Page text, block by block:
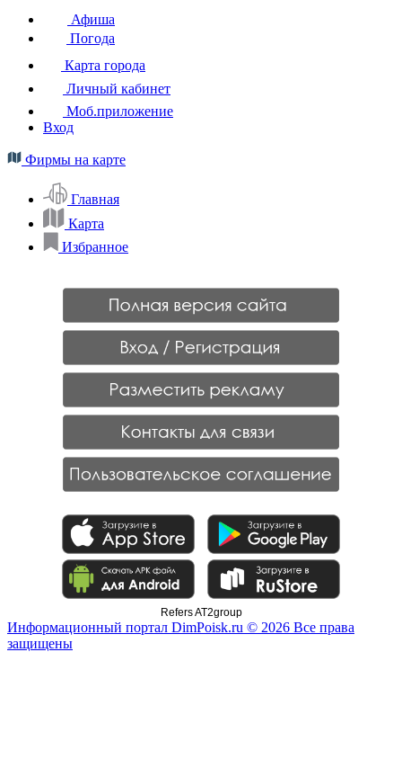
Афиша
Погода
Карта города
Личный кабинет
Моб.приложение
Вход
Фирмы на карте
Главная
Карта
Избранное
Refers AT2group
Информационный портал DimPoisk.ru © 2026 Все права
защищены